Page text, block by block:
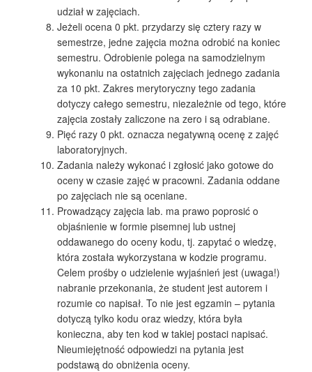
udział w zajęciach.
Jeżeli ocena 0 pkt. przydarzy się cztery razy w
semestrze, jedne zajęcia można odrobić na koniec
semestru. Odrobienie polega na samodzielnym
wykonaniu na ostatnich zajęciach jednego zadania
za 10 pkt. Zakres merytoryczny tego zadania
dotyczy całego semestru, niezależnie od tego, które
zajęcia zostały zaliczone na zero i są odrabiane.
Pięć razy 0 pkt. oznacza negatywną ocenę z zajęć
laboratoryjnych.
Zadania należy wykonać i zgłosić jako gotowe do
oceny w czasie zajęć w pracowni. Zadania oddane
po zajęciach nie są oceniane.
Prowadzący zajęcia lab. ma prawo poprosić o
objaśnienie w formie pisemnej lub ustnej
oddawanego do oceny kodu, tj. zapytać o wiedzę,
która została wykorzystana w kodzie programu.
Celem prośby o udzielenie wyjaśnień jest (uwaga!)
nabranie przekonania, że student jest autorem i
rozumie co napisał. To nie jest egzamin – pytania
dotyczą tylko kodu oraz wiedzy, która była
konieczna, aby ten kod w takiej postaci napisać.
Nieumiejętność odpowiedzi na pytania jest
podstawą do obniżenia oceny.